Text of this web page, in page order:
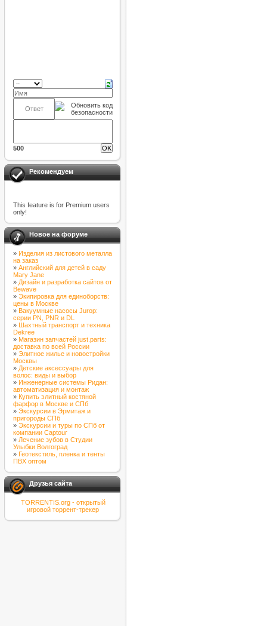
500
Рекомендуем
This feature is for Premium users
only!
Новое на форуме
» Изделия из листового металла
на заказ
» Английский для детей в саду
Mary Jane
» Дизайн и разработка сайтов от
Bewave
» Экипировка для единоборств:
цены в Москве
» Вакуумные насосы Jurop:
серии PN, PNR и DL
» Шахтный транспорт и техника
Dekree
» Магазин запчастей just.parts:
доставка по всей России
» Элитное жилье и новостройки
Москвы
» Детские аксессуары для
волос: виды и выбор
» Инженерные системы Ридан:
автоматизация и монтаж
» Купить элитный костяной
фарфор в Москве и СПб
» Экскурсии в Эрмитаж и
пригороды СПб
» Экскурсии и туры по СПб от
компании Captour
» Лечение зубов в Студии
Улыбки Волгоград
» Геотекстиль, пленка и тенты
ПВХ оптом
Друзья сайта
TORRENTIS.org - открытый
игровой торрент-трекер